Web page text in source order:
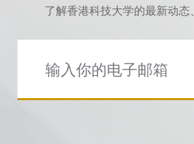
了解香港科技大学的最新动态